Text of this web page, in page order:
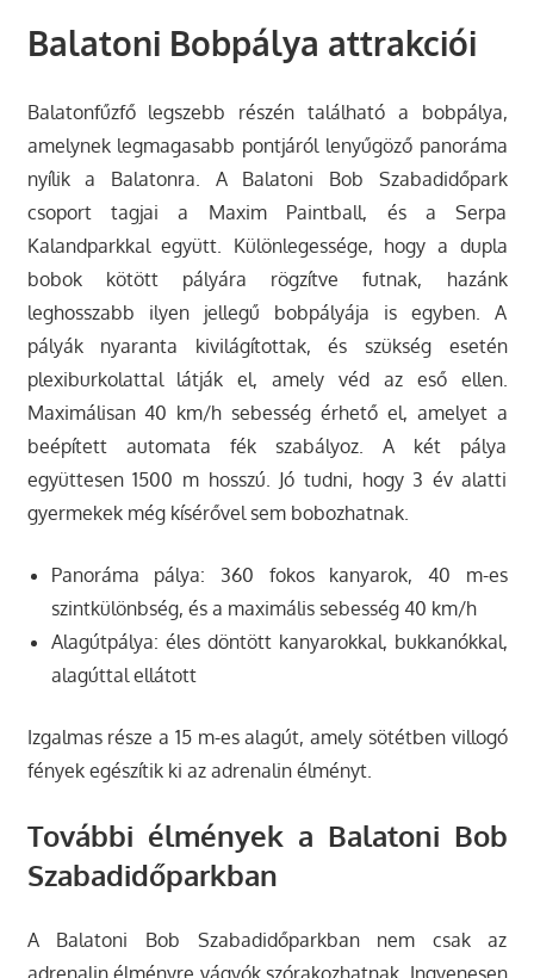
Balatoni Bobpálya attrakciói
Balatonfűzfő legszebb részén található a bobpálya,
amelynek legmagasabb pontjáról lenyűgöző panoráma
nyílik a Balatonra. A Balatoni Bob Szabadidőpark
csoport tagjai a Maxim Paintball, és a Serpa
Kalandparkkal együtt. Különlegessége, hogy a dupla
bobok kötött pályára rögzítve futnak, hazánk
leghosszabb ilyen jellegű bobpályája is egyben. A
pályák nyaranta kivilágítottak, és szükség esetén
plexiburkolattal látják el, amely véd az eső ellen.
Maximálisan 40 km/h sebesség érhető el, amelyet a
beépített automata fék szabályoz. A két pálya
együttesen 1500 m hosszú. Jó tudni, hogy 3 év alatti
gyermekek még kísérővel sem bobozhatnak.
Panoráma pálya: 360 fokos kanyarok, 40 m-es
szintkülönbség, és a maximális sebesség 40 km/h
Alagútpálya: éles döntött kanyarokkal, bukkanókkal,
alagúttal ellátott
Izgalmas része a 15 m-es alagút, amely sötétben villogó
fények egészítik ki az adrenalin élményt.
További élmények a Balatoni Bob
Szabadidőparkban
A Balatoni Bob Szabadidőparkban nem csak az